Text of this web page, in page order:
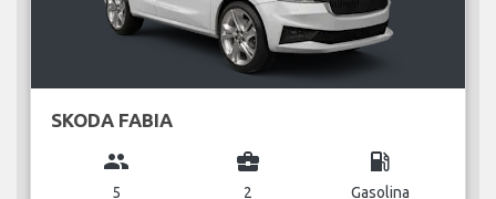
SKODA FABIA
group
5
business_center
2
local_gas_station
Gasolina